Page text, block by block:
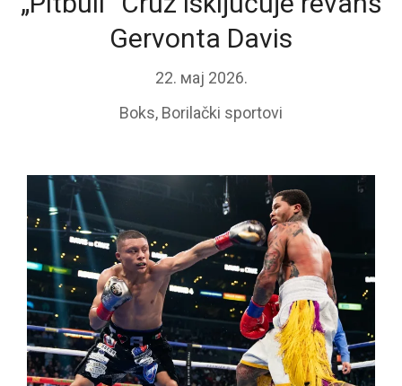
Gervonta Davis
22. мај 2026.
Boks, Borilački sportovi